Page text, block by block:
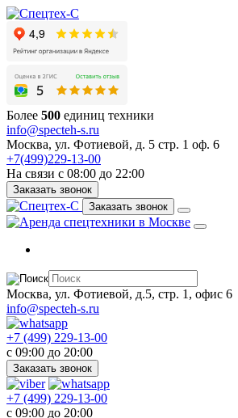
Более 500 единиц техники
info@specteh-s.ru
Москва, ул. Фотиевой, д. 5 стр. 1 оф. 6
+7(499)229-13-00
На связи с 08:00 до 22:00
Заказать звонок
Заказать звонок
Москва, ул. Фотиевой, д.5, стр. 1, офис 6
info@specteh-s.ru
+7 (499) 229-13-00
c 09:00 до 20:00
Заказать звонок
+7 (499) 229-13-00
c 09:00 до 20:00